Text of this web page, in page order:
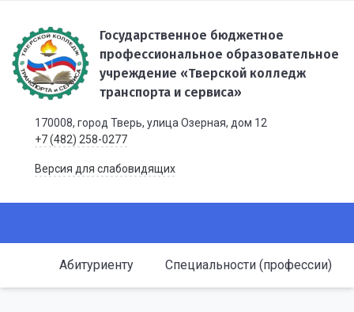
Государственное бюджетное
профессиональное образовательное
учреждение «Тверской колледж
транспорта и сервиса»
170008, город Тверь, улица Озерная, дом 12
+7 (482) 258-0277
Версия для слабовидящих
Абитуриенту Специальности (профессии)